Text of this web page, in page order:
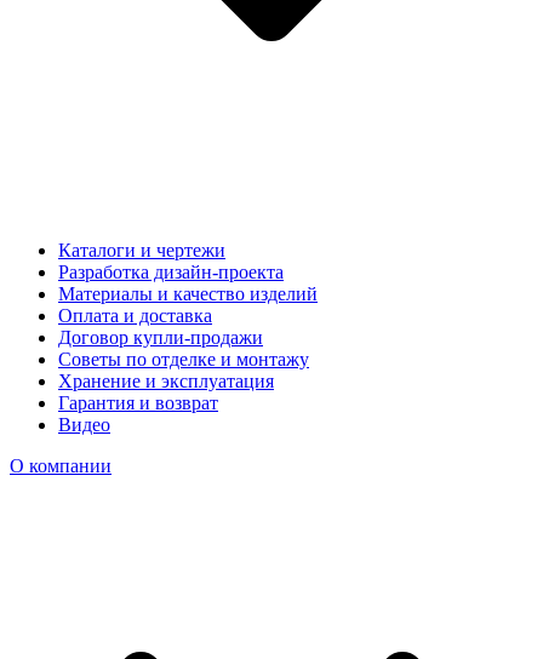
Каталоги и чертежи
Разработка дизайн-проекта
Материалы и качество изделий
Оплата и доставка
Договор купли-продажи
Советы по отделке и монтажу
Хранение и эксплуатация
Гарантия и возврат
Видео
О компании